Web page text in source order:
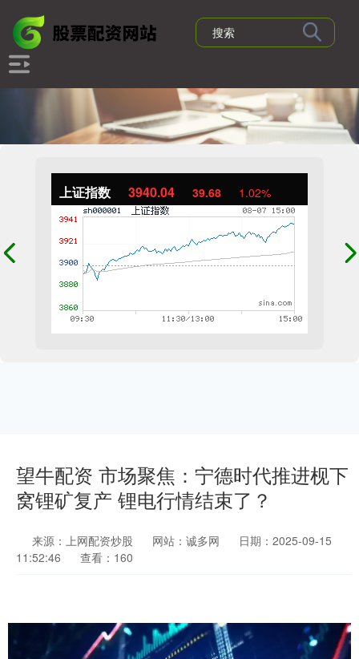
上证指数 3940.04 39.68 1.02%
望牛配资 市场聚焦：宁德时代推进枧下
窝锂矿复产 锂电行情结束了？
来源：上网配资炒股 网站：诚多网
日期：2025-09-15
11:52:46
查看：160